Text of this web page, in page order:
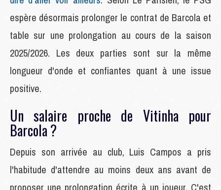
espère désormais prolonger le contrat de Barcola et
table sur une prolongation au cours de la saison
2025/2026. Les deux parties sont sur la même
longueur d'onde et confiantes quant à une issue
positive.
Un salaire proche de Vitinha pour
Barcola ?
Depuis son arrivée au club, Luis Campos a pris
l'habitude d'attendre au moins deux ans avant de
proposer une prolongation écrite à un joueur. C'est